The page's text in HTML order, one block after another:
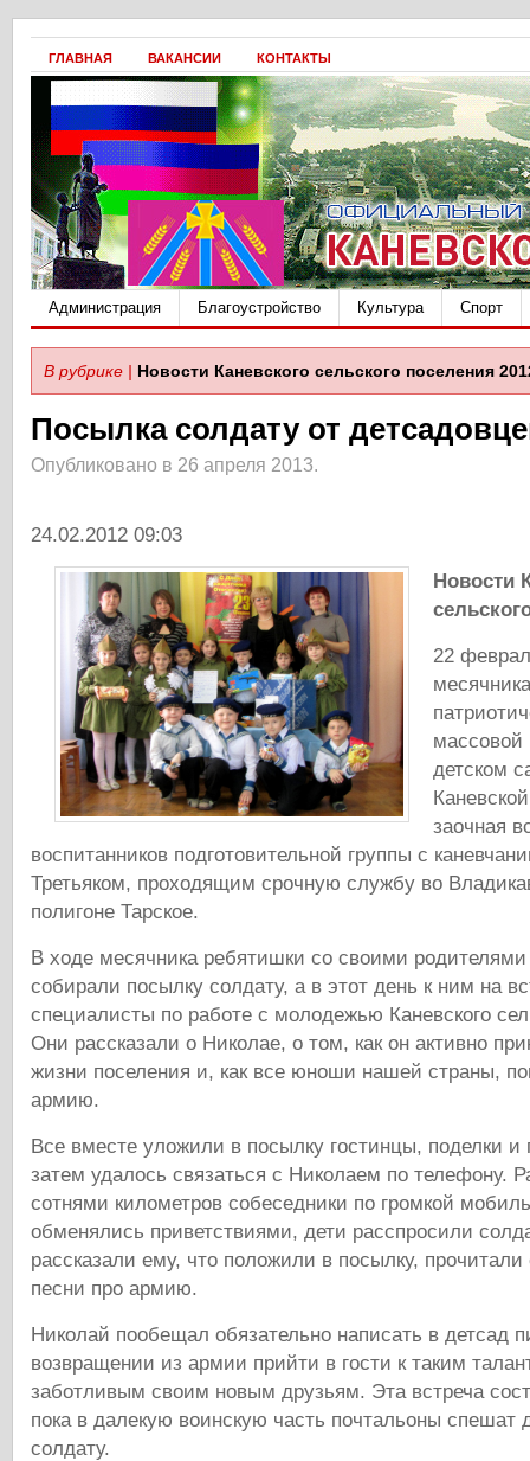
ГЛАВНАЯ ВАКАНСИИ КОНТАКТЫ
Администрация Благоустройство Культура Спорт
В рубрике | Новости Каневского сельского поселения
Посылка солдату от
Опубликовано в 26 апреля 2013.
24.02.2012 09:03
Новости
22
детском
заочная
воспитанников подготовительной группы с
Третьяком, проходящим срочную службу во
полигоне Тарское.
В ходе месячника ребятишки со своими
собирали посылку солдату, а в этот день к ним на
специалисты по работе с молодежью Каневского
Они рассказали о Николае, о том, как он активно
жизни поселения и, как все юноши нашей страны,
армию.
Все вместе уложили в посылку гостинцы, поделки и
затем удалось связаться с Николаем по телефону.
сотнями километров собеседники по громкой
обменялись приветствиями, дети расспросили
рассказали ему, что положили в посылку,
песни про армию.
Николай пообещал обязательно написать в детсад
возвращении из армии прийти в гости к таким
заботливым своим новым друзьям. Эта встреча
пока в далекую воинскую часть почтальоны спешат
солдату.